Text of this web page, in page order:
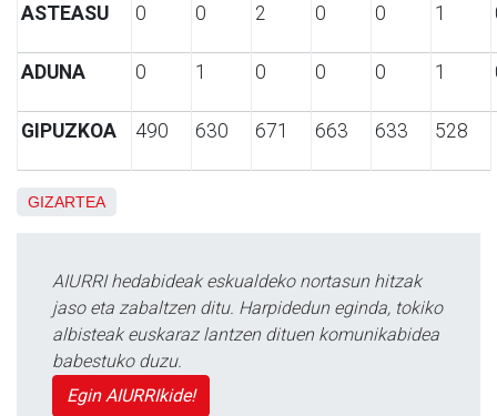
ASTEASU 0 0 2 0 0 1
ADUNA 0 1 0 0 0 1
GIPUZKOA 490 630 671 663 633 528
GIZARTEA
AIURRI hedabideak eskualdeko nortasun hitzak
jaso eta zabaltzen ditu. Harpidedun eginda, tokiko
albisteak euskaraz lantzen dituen komunikabidea
babestuko duzu.
Egin AIURRIkide!